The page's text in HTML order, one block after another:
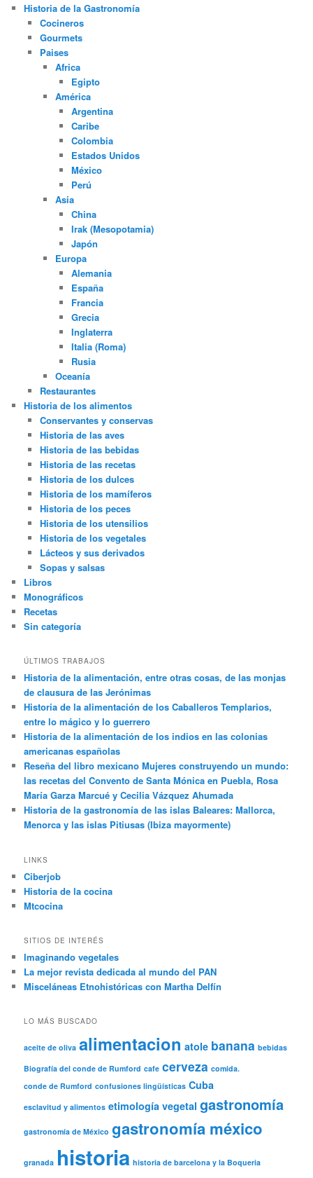
Historia de la Gastronomía
Cocineros
Gourmets
Paises
Africa
Egipto
América
Argentina
Caribe
Colombia
Estados Unidos
México
Perú
Asia
China
Irak (Mesopotamia)
Japón
Europa
Alemania
España
Francia
Grecia
Inglaterra
Italia (Roma)
Rusia
Oceanía
Restaurantes
Historia de los alimentos
Conservantes y conservas
Historia de las aves
Historia de las bebidas
Historia de las recetas
Historia de los dulces
Historia de los mamíferos
Historia de los peces
Historia de los utensilios
Historia de los vegetales
Lácteos y sus derivados
Sopas y salsas
Libros
Monográficos
Recetas
Sin categoría
ÚLTIMOS TRABAJOS
Historia de la alimentación, entre otras cosas, de las monjas
de clausura de las Jerónimas
Historia de la alimentación de los Caballeros Templarios,
entre lo mágico y lo guerrero
Historia de la alimentación de los indios en las colonias
americanas españolas
Reseña del libro mexicano Mujeres construyendo un mundo:
las recetas del Convento de Santa Mónica en Puebla, Rosa
María Garza Marcué y Cecilia Vázquez Ahumada
Historia de la gastronomía de las islas Baleares: Mallorca,
Menorca y las islas Pitiusas (Ibiza mayormente)
LINKS
Ciberjob
Historia de la cocina
Mtcocina
SITIOS DE INTERÉS
Imaginando vegetales
La mejor revista dedicada al mundo del PAN
Misceláneas Etnohistóricas con Martha Delfín
LO MÁS BUSCADO
aceite de oliva alimentacion atole banana bebidas
Biografía del conde de Rumford cafe cerveza comida.
conde de Rumford confusiones lingüísticas Cuba
esclavitud y alimentos etimología vegetal gastronomía
gastronomía de México gastronomía méxico
granada historia historia de barcelona y la Boqueria